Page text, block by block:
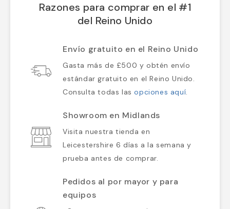
Razones para comprar en el #1
del Reino Unido
Envío gratuito en el Reino Unido
Gasta más de £500 y obtén envío
estándar gratuito en el Reino Unido.
Consulta todas lasopciones aquí.
Showroom en Midlands
Visita nuestra tienda en
Leicestershire 6 días a la semana y
prueba antes de comprar.
Pedidos al por mayor y para
equipos